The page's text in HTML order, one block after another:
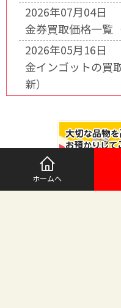
2026年07月04日
金券買取価格一覧
2026年05月16日
金インゴットの買
新）
ホームへ